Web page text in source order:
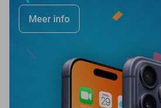
Meer info